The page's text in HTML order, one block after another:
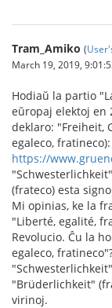
Tram_Amiko (
March 19, 2019,
Hodiaŭ la partio
eŭropaj elektoj en
deklaro: "Freiheit,
egaleco, fratineco):
https://
(frateco) esta
Mi opinias, ke la
"Liberté, egalité,
Revolucio. Ĉu la
egaleco,
"Brüderlichkeit"
virinoj.